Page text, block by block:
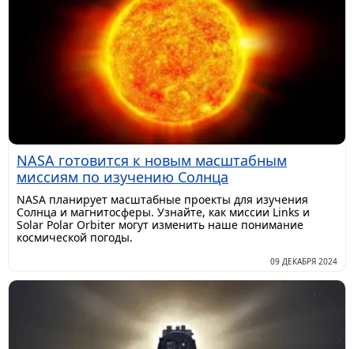
NASA готовится к новым масштабным
миссиям по изучению Солнца
NASA планирует масштабные проекты для изучения
Солнца и магнитосферы. Узнайте, как миссии Links и
Solar Polar Orbiter могут изменить наше понимание
космической погоды.
09 ДЕКАБРЯ 2024